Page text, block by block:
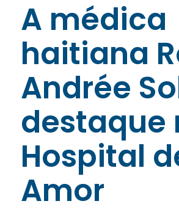
A médica
haitiana
Andrée
destaque
Hospital
Amor